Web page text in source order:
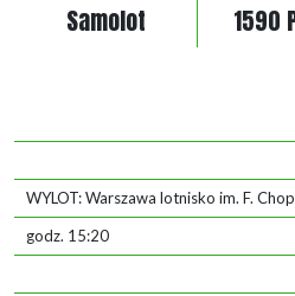
Samolot
1590
WYLOT: Warszawa lotnisko im. F.
godz. 15:20